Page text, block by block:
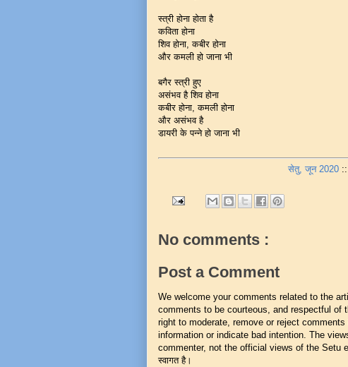
स्त्री होना होता है
कविता होना
शिव होना, कबीर होना
और कमली हो जाना भी
बगैर स्त्री हुए
असंभव है शिव होना
कबीर होना, कमली होना
और असंभव है
डायरी के पन्ने हो जाना भी
सेतु, जून 2020
No comments :
Post a Comment
We welcome your comments related to the
comments to be courteous, and respectful of
right to moderate, remove or reject
information or indicate bad intention. The
commenter, not the official views of the Setu
स्वागत है।